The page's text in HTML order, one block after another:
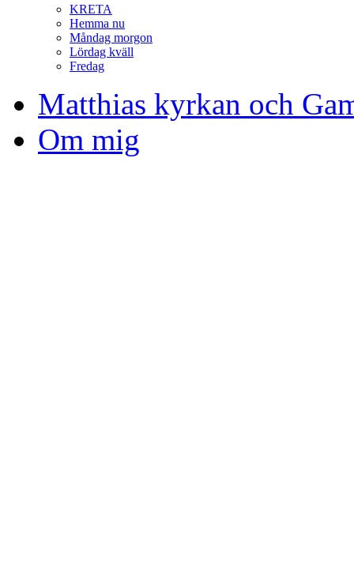
KRETA
Hemma nu
Måndag morgon
Lördag kväll
Fredag
Matthias kyrkan och
Om mig